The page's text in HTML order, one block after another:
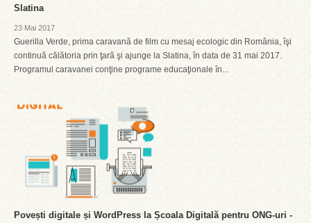
Slatina
23 Mai 2017
Guerilla Verde, prima caravană de film cu mesaj ecologic din România, îşi
continuă călătoria prin ţară şi ajunge la Slatina, în data de 31 mai 2017.
Programul caravanei conţine programe educaţionale în...
Povești digitale și WordPress la Școala Digitală pentru ONG-uri -